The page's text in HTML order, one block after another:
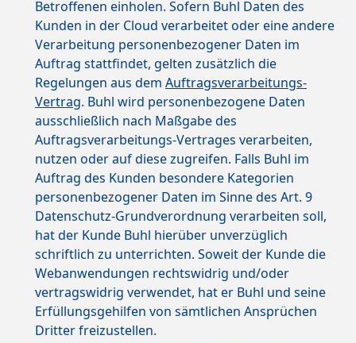
Betroffenen einholen. Sofern Buhl Daten des
Kunden in der Cloud verarbeitet oder eine andere
Verarbeitung personenbezogener Daten im
Auftrag stattfindet, gelten zusätzlich die
Regelungen aus dem Auftragsverarbeitungs-
Vertrag. Buhl wird personenbezogene Daten
ausschließlich nach Maßgabe des
Auftragsverarbeitungs-Vertrages verarbeiten,
nutzen oder auf diese zugreifen. Falls Buhl im
Auftrag des Kunden besondere Kategorien
personenbezogener Daten im Sinne des Art. 9
Datenschutz-Grundverordnung verarbeiten soll,
hat der Kunde Buhl hierüber unverzüglich
schriftlich zu unterrichten. Soweit der Kunde die
Webanwendungen rechtswidrig und/oder
vertragswidrig verwendet, hat er Buhl und seine
Erfüllungsgehilfen von sämtlichen Ansprüchen
Dritter freizustellen.